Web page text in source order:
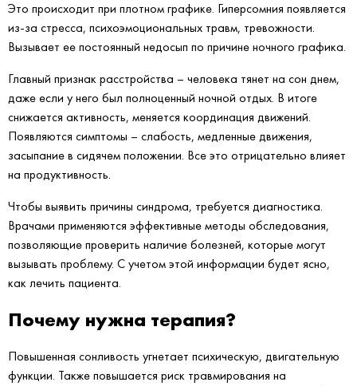
Это происходит при плотном графике. Гиперсомния появляется
из-за стресса, психоэмоциональных травм, тревожности.
Вызывает ее постоянный недосып по причине ночного графика.
Главный признак расстройства – человека тянет на сон днем,
даже если у него был полноценный ночной отдых. В итоге
снижается активность, меняется координация движений.
Появляются симптомы – слабость, медленные движения,
засыпание в сидячем положении. Все это отрицательно влияет
на продуктивность.
Чтобы выявить причины синдрома, требуется диагностика.
Врачами применяются эффективные методы обследования,
позволяющие проверить наличие болезней, которые могут
вызывать проблему. С учетом этой информации будет ясно,
как лечить пациента.
Почему нужна терапия?
Повышенная сонливость угнетает психическую, двигательную
функции. Также повышается риск травмирования на